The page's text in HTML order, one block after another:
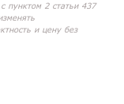
пунктом 2 статьи 437
и цену без